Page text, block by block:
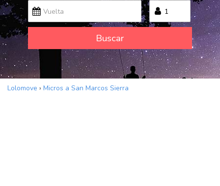
Buscar
Lolomove › Micros a San Marcos Sierra